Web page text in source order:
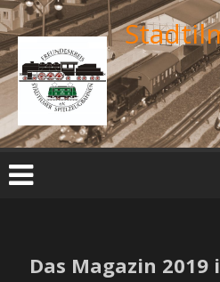
Zum
Inhalt
springen
Das Magazin